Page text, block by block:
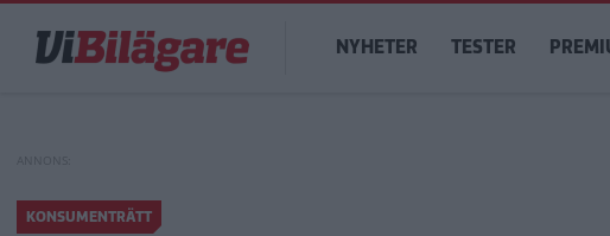
huvudinnehåll
Main
navigation
NYHETER TESTER
KONSUMENTRÄTT